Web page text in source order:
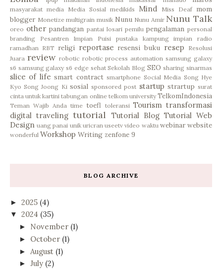
masyarakat media Media Sosial medikids Mind Miss Deaf mom
blogger Monetize multigrain musik Nunu Nunu Amir Nunu Talk
oreo other pandangan pantai losari pemilu pengalaman personal
branding
Pesantren Impian Puisi pustaka kampung impian
radio
ramadhan RBT religi reportase resensi buku resep
Resolusi
Juara review robotic robotic process automation samsung galaxy
s6 samsung galaxy s6 edge sehat Sekolah Blog SEO sharing sinarmas
slice of life smart contract smartphone Social Media Song Hye
Kyo Song Joong Ki sosial sponsored post startup strartup surat
cinta untuk kartini tabungan online telkom university TelkomIndonesia
Teman Wajib Anda time toefl toleransi Tourism transformasi
digital traveling tutorial Tutorial Blog Tutorial Web
Design uang panai unik uricran useetv video waktu webinar website
wonderful Workshop Writing zenfone 9
BLOG ARCHIVE
► 2025 (4)
▼ 2024 (35)
► November (1)
► October (1)
► August (1)
► July (2)